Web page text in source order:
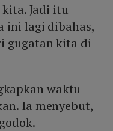
Jadi itu
ini lagi dibahas,
gugatan kita di
waktu
Ia menyebut,